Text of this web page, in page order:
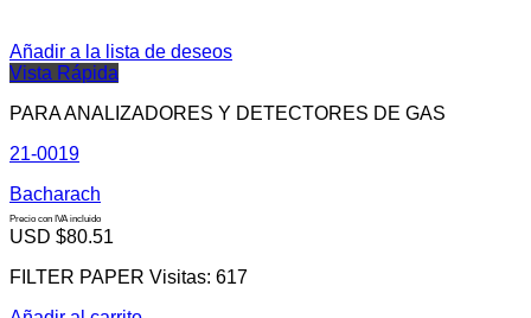
Añadir a la lista de deseos
Vista Rápida
PARA ANALIZADORES Y DETECTORES DE GAS
21-0019
Bacharach
Precio con IVA incluido
USD $80.51
FILTER PAPER Visitas: 617